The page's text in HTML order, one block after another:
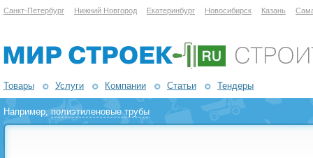
Санкт-Петербург Нижний Новгород Екатеринбург Новосибирск Казань
Товары Услуги Компании Статьи Тендеры
Например,полиэтиленовые трубы